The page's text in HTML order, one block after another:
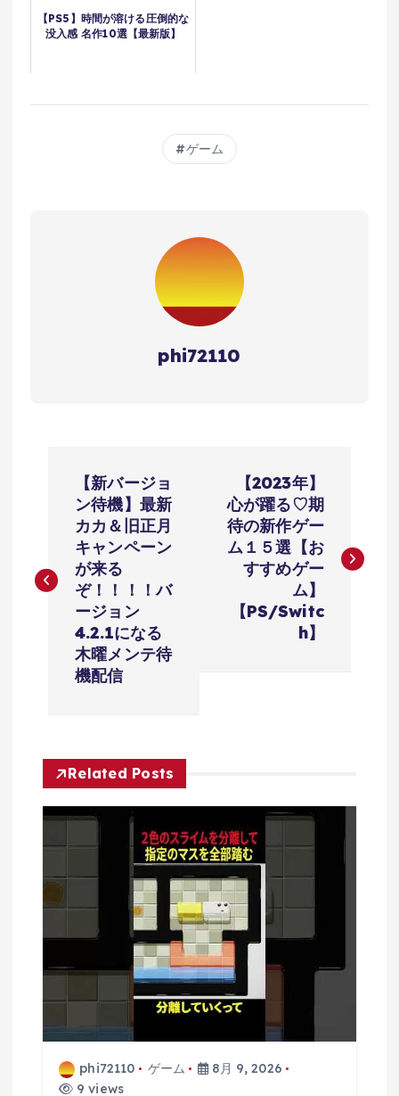
【PS5】時間が溶ける圧倒的な
没入感 名作10選【最新版】
ゲーム
phi72110
ビ
ョ
ン
【新バージョ
ン待機】最新
カカ＆旧正月
キャンペーン
が来る
ぞ！！！！バ
ージョン
4.2.1になる
木曜メンテ待
機配信
【2023年】
心が躍る♡期
待の新作ゲー
ム１５選【お
すすめゲー
ム】
【PS/Switc
h】
Related Posts
phi72110 ゲーム
8月 9, 2026
9 views